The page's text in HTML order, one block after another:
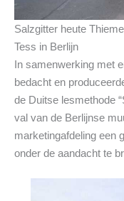
Salzgitter heute
Tess in Berlijn
In samenwerking met
bedacht en
de Duitse lesmethode
val van de Berlijnse
marketingafdeling een
onder de aandacht te